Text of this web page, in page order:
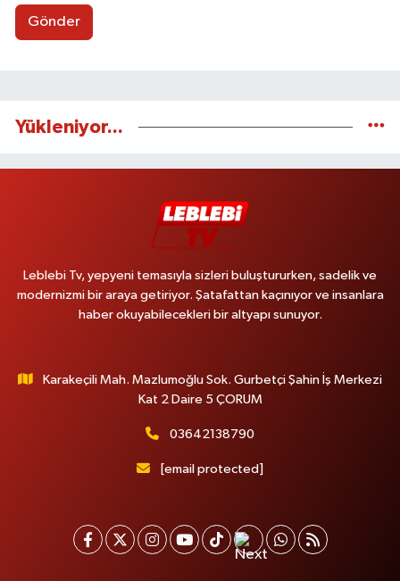
Gönder
Yükleniyor...
Leblebi Tv, yepyeni temasıyla sizleri buluştururken, sadelik ve
modernizmi bir araya getiriyor. Şatafattan kaçınıyor ve insanlara
haber okuyabilecekleri bir altyapı sunuyor.
Karakeçili Mah. Mazlumoğlu Sok. Gurbetçi Şahin İş Merkezi
Kat 2 Daire 5 ÇORUM
03642138790
[email protected]